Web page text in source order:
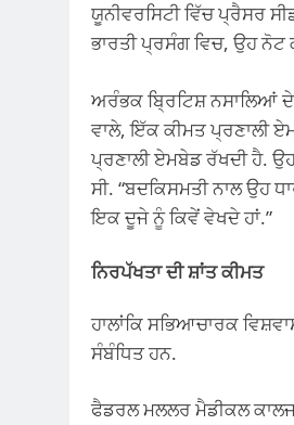
ਯੂਨੀਵਰਸਿਟੀ ਵਿੱਚ ਪ੍ਰੈਸਰ
ਭਾਰਤੀ ਪ੍ਰਸੰਗ ਵਿਚ, ਉਹ ਨੋਟ
ਅਰੰਭਕ ਬ੍ਰਿਟਿਸ਼ ਨਸਾਲਿਆਂ
ਵਾਲੇ, ਇੱਕ ਕੀਮਤ ਪ੍ਰਣਾਲੀ
ਪ੍ਰਣਾਲੀ ਏਮਬੇਡ ਰੱਖਦੀ ਹੈ.
ਸੀ. “ਬਦਕਿਸਮਤੀ ਨਾਲ ਉਹ
ਇਕ ਦੂਜੇ ਨੂੰ ਕਿਵੇਂ ਵੇਖਦੇ ਹਾਂ.”
ਨਿਰਪੱਖਤਾ ਦੀ ਸ਼ਾਂਤ ਕੀਮਤ
ਹਾਲਾਂਕਿ ਸਭਿਆਚਾਰਕ
ਸੰਬੰਧਿਤ ਹਨ.
ਫੈਡਰਲ ਮਲਲਰ ਮੈਡੀਕਲ